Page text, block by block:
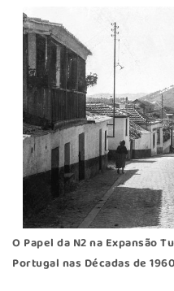
O Papel da N2 na Expansão
Portugal nas Décadas de